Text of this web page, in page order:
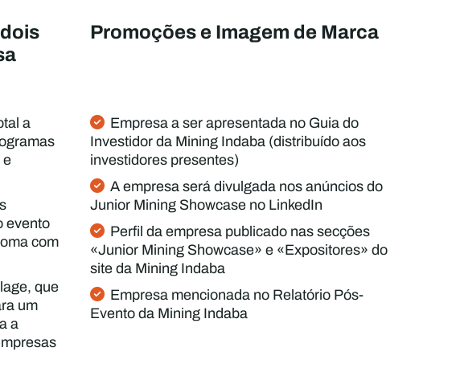
a
evento
com
que
um
a
Promoções e Imagem de Marca
Empresa a ser apresentada no Guia do
Investidor da Mining Indaba (distribuído aos
investidores presentes)
A empresa será divulgada nos anúncios do
Junior Mining Showcase no LinkedIn
Perfil da empresa publicado nas secções
«Junior Mining Showcase» e «Expositores» do
site da Mining Indaba
Empresa mencionada no Relatório Pós-
Evento da Mining Indaba